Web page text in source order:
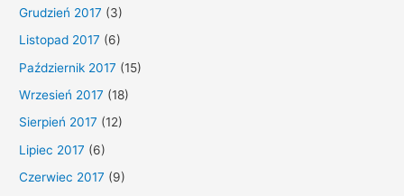
Grudzień 2017 (3)
Listopad 2017 (6)
Październik 2017 (15)
Wrzesień 2017 (18)
Sierpień 2017 (12)
Lipiec 2017 (6)
Czerwiec 2017 (9)